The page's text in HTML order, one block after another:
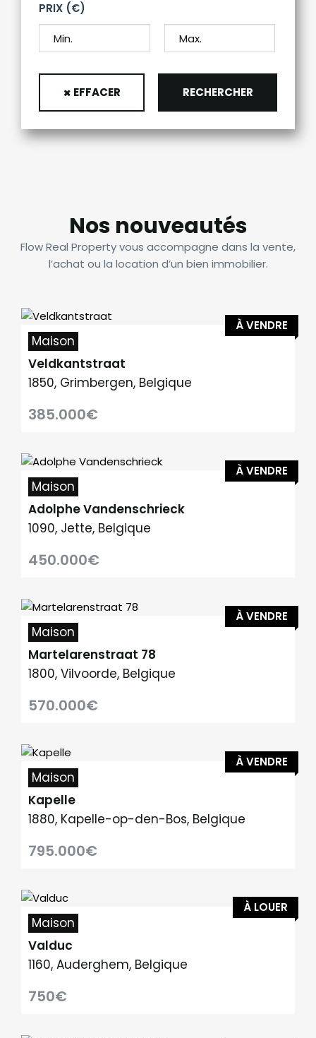
PRIX (€)
EFFACER RECHERCHER
Nos nouveautés
Flow Real Property vous accompagne dans la vente,
l’achat ou la location d’un bien immobilier.
À VENDRE
Maison
Veldkantstraat
1850, Grimbergen, Belgique
385.000€
À VENDRE
Maison
Adolphe Vandenschrieck
1090, Jette, Belgique
450.000€
À VENDRE
Maison
Martelarenstraat 78
1800, Vilvoorde, Belgique
570.000€
À VENDRE
Maison
Kapelle
1880, Kapelle-op-den-Bos, Belgique
795.000€
À LOUER
Maison
Valduc
1160, Auderghem, Belgique
750€